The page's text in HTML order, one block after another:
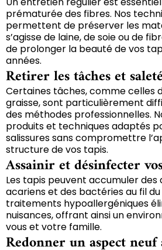
prématurée des fibres. Nos
permettent de préserver les
s’agisse de laine, de soie ou de
de prolonger la beauté de vos
années.
Retirer les tâches et
Certaines tâches, comme celles
graisse, sont particulièrement
des méthodes professionnelles.
produits et techniques adaptés
salissures sans compromettre
structure de vos tapis.
Assainir et désinfecter
Les tapis peuvent accumuler des
acariens et des bactéries au fil
traitements hypoallergéniques
nuisances, offrant ainsi un
vous et votre famille.
Redonner un aspect neuf